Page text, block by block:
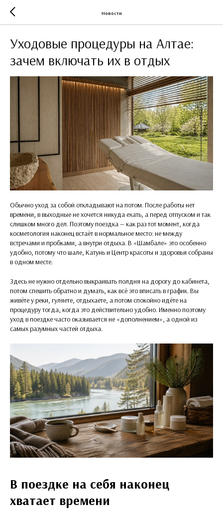
Новости
Уходовые процедуры на Алтае:
зачем включать их в отдых
Обычно уход за собой откладывают на потом. После работы нет
времени, в выходные не хочется никуда ехать, а перед отпуском и так
слишком много дел. Поэтому поездка — как раз тот момент, когда
косметология наконец встаёт в нормальное место: не между
встречами и пробками, а внутри отдыха. В «Шамбале» это особенно
удобно, потому что шале, Катунь и Центр красоты и здоровья собраны
в одном месте.
Здесь не нужно отдельно выкраивать полдня на дорогу до кабинета,
потом спешить обратно и думать, как всё это вписать в график. Вы
живёте у реки, гуляете, отдыхаете, а потом спокойно идёте на
процедуру тогда, когда это действительно удобно. Именно поэтому
уход в поездке часто оказывается не «дополнением», а одной из
самых разумных частей отдыха.
В поездке на себя наконец
хватает времени